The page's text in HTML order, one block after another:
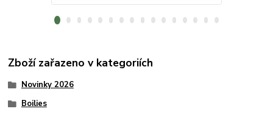
Zboží zařazeno v kategoriích
Novinky 2026
Boilies